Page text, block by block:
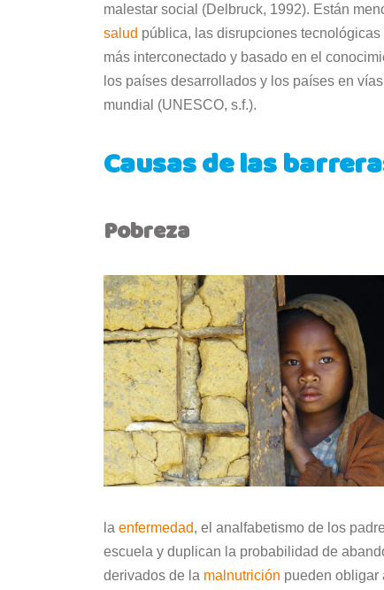
malestar social (Delbruck, 1992). Están
salud pública, las disrupciones tecnológicas
más interconectado y basado en el
los países desarrollados y los países en
mundial (UNESCO, s.f.).
Causas de las
Pobreza
la enfermedad, el analfabetismo de los
escuela y duplican la probabilidad de
derivados de la malnutrición pueden obligar